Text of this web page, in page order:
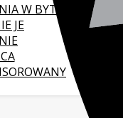
W BYTOMIU
JE